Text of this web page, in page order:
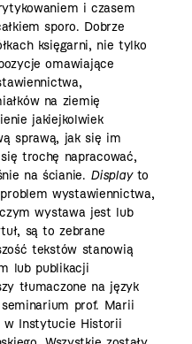
i czasem
sporo. Dobrze
księgarni, nie tylko
omawiające
na ziemię
jakiejkolwiek
sprawą, jak się im
trochę napracować,
na ścianie. Display to
wystawiennictwa,
wystawa jest lub
są to zebrane
tekstów stanowią
lub publikacji
tłumaczone na język
prof. Marii
w Instytucie Historii